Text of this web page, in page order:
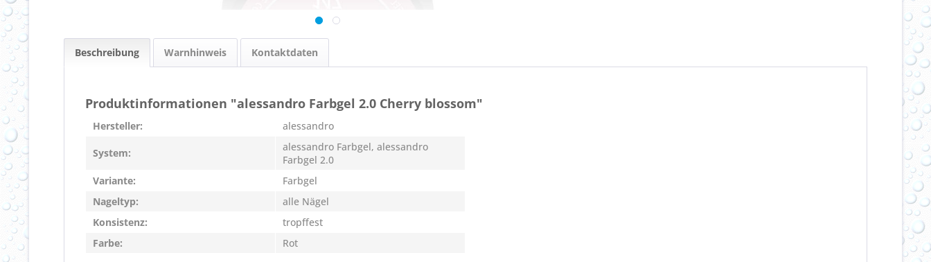
Beschreibung Warnhinweis Kontaktdaten
Produktinformationen "alessandro Farbgel 2.0 Cherry blossom"
Hersteller: alessandro
System:
alessandro Farbgel, alessandro
Farbgel 2.0
Variante:
Farbgel
Nageltyp:
alle Nägel
Konsistenz:
tropffest
Farbe:
Rot